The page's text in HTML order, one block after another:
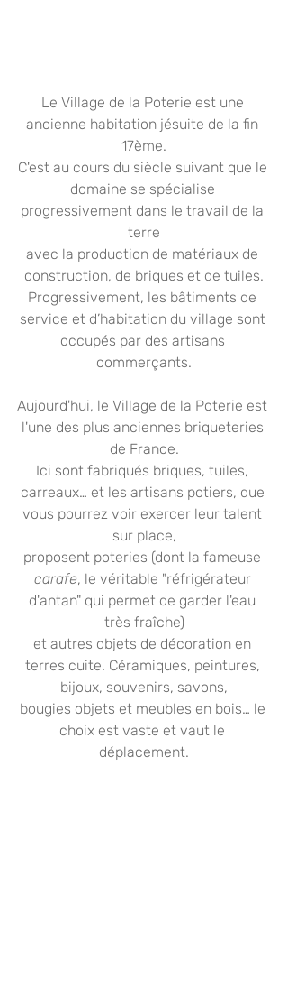
Le Village de la Poterie est une
ancienne habitation jésuite de la fin
17ème.
C'est au cours du siècle suivant que le
domaine se spécialise
progressivement dans le travail de la
terre
avec la production de matériaux de
construction, de briques et de tuiles.
Progressivement, les bâtiments de
service et d’habitation du village sont
occupés par des artisans
commerçants.
Aujourd'hui, le Village de la Poterie est
l'une des plus anciennes briqueteries
de France.
Ici sont fabriqués briques, tuiles,
carreaux… et les artisans potiers, que
vous pourrez voir exercer leur talent
sur place,
proposent poteries (dont la fameuse
carafe, le véritable "réfrigérateur
d'antan" qui permet de garder l'eau
très fraîche)
et autres objets de décoration en
terres cuite. Céramiques, peintures,
bijoux, souvenirs, savons,
bougies objets et meubles en bois… le
choix est vaste et vaut le
déplacement.